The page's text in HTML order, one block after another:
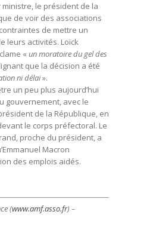
le président de la
de voir des associations
de mettre un
leurs activités. Loïck
« un moratoire du gel des
que la décision a été
ni délai».
un peu plus aujourd’hui
gouvernement, avec le
de la République, en
le corps préfectoral. Le
proche du président, a
Macron
des emplois aidés.
(www.amf.asso.fr) –